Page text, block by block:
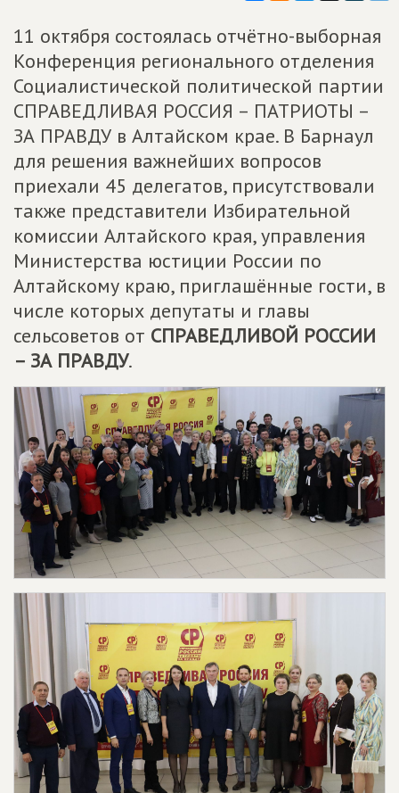
11 октября состоялась отчётно-выборная
Конференция регионального отделения
Социалистической политической партии
СПРАВЕДЛИВАЯ РОССИЯ – ПАТРИОТЫ –
ЗА ПРАВДУ в Алтайском крае. В Барнаул
для решения важнейших вопросов
приехали 45 делегатов, присутствовали
также представители Избирательной
комиссии Алтайского края, управления
Министерства юстиции России по
Алтайскому краю, приглашённые гости, в
числе которых депутаты и главы
сельсоветов от СПРАВЕДЛИВОЙ РОССИИ
– ЗА ПРАВДУ.